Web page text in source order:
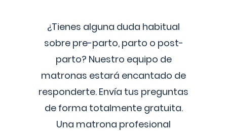
¿Tienes alguna duda habitual
sobre pre-parto, parto o post-
parto? Nuestro equipo de
matronas estará encantado de
responderte. Envía tus preguntas
de forma totalmente gratuita.
Una matrona profesional